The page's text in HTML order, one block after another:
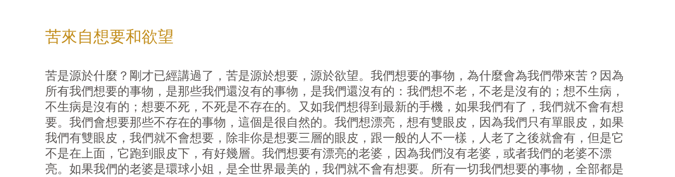
苦來自想要和欲望
苦是源於什麼？剛才已經講過了，苦是源於想要，源於欲望。我們想要的事物，為什麼會為我們帶來苦？因為
所有我們想要的事物，是那些我們還沒有的事物，是我們還沒有的：我們想不老，不老是沒有的；想不生病，
不生病是沒有的；想要不死，不死是不存在的。又如我們想得到最新的手機，如果我們有了，我們就不會有想
要。我們會想要那些不存在的事物，這個是很自然的。我們想漂亮，想有雙眼皮，因為我們只有單眼皮，如果
我們有雙眼皮，我們就不會想要，除非你是想要三層的眼皮，跟一般的人不一樣，人老了之後就會有，但是它
不是在上面，它跑到眼皮下，有好幾層。我們想要有漂亮的老婆，因為我們沒有老婆，或者我們的老婆不漂
亮。如果我們的老婆是環球小姐，是全世界最美的，我們就不會有想要。所有一切我們想要的事物，全部都是